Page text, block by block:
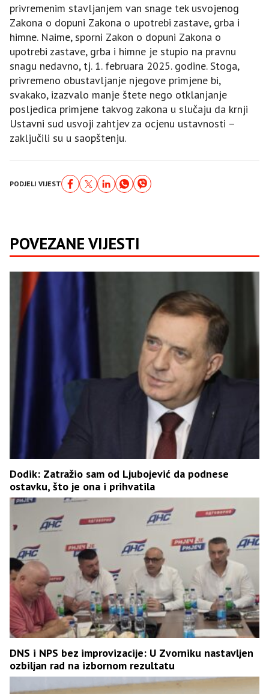
privremenim stavljanjem van snage tek usvojenog
Zakona o dopuni Zakona o upotrebi zastave, grba i
himne. Naime, sporni Zakon o dopuni Zakona o
upotrebi zastave, grba i himne je stupio na pravnu
snagu nedavno, tj. 1. februara 2025. godine. Stoga,
privremeno obustavljanje njegove primjene bi,
svakako, izazvalo manje štete nego otklanjanje
posljedica primjene takvog zakona u slučaju da krnji
Ustavni sud usvoji zahtjev za ocjenu ustavnosti –
zaključili su u saopštenju.
PODJELI VIJEST
POVEZANE VIJESTI
Dodik: Zatražio sam od Ljubojević da podnese
ostavku, što je ona i prihvatila
DNS i NPS bez improvizacije: U Zvorniku nastavljen
ozbiljan rad na izbornom rezultatu